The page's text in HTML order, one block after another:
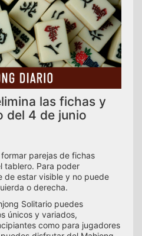
las fichas y
del 4 de junio
parejas de fichas
tablero. Para poder
de estar visible y no puede
o derecha.
Solitario puedes
únicos y variados,
como para jugadores